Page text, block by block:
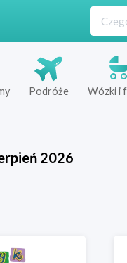
Podróże Wózki i
2026